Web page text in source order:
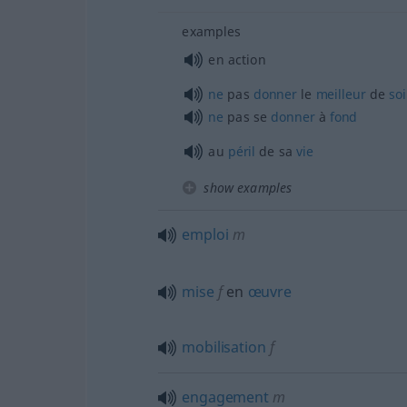
examples
en action
ne pas donner le meilleurde soi
ne pas se donnerà fond
au péril de savie
show examples
emploi m
mise fen œuvre
mobilisation f
engagement m